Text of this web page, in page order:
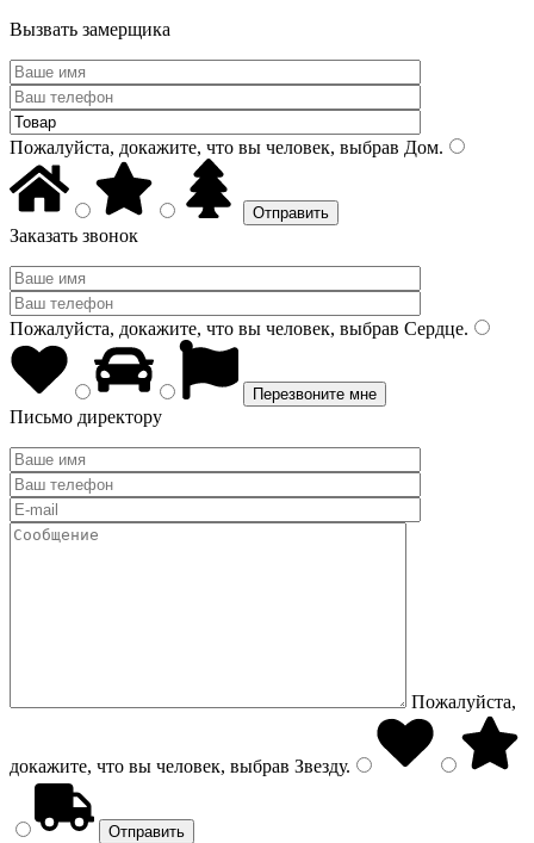
Вызвать замерщика
Пожалуйста, докажите, что вы человек, выбрав Дом.
Заказать звонок
Пожалуйста, докажите, что вы человек, выбрав Сердце.
Письмо директору
Пожалуйста,
докажите, что вы человек, выбрав Звезду.